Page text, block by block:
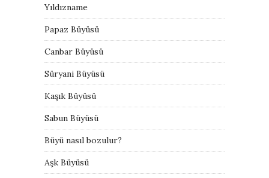
Yıldızname
Papaz Büyüsü
Canbar Büyüsü
Süryani Büyüsü
Kaşık Büyüsü
Sabun Büyüsü
Büyü nasıl bozulur?
Aşk Büyüsü